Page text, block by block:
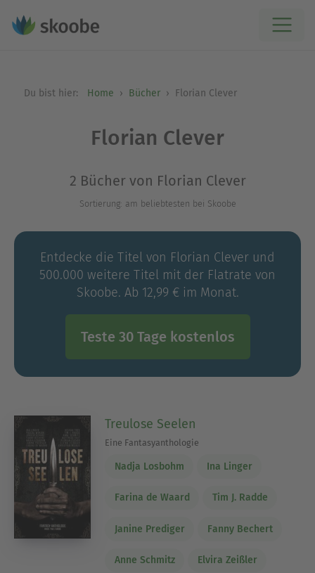
Du bist hier: Home Bücher Florian Clever
Florian Clever
2 Bücher von Florian Clever
Sortierung: am beliebtesten bei Skoobe
Entdecke die Titel von Florian Clever und
500.000 weitere Titel mit der Flatrate von
Skoobe. Ab 12,99 € im Monat.
Teste 30 Tage kostenlos
Treulose Seelen
Eine Fantasyanthologie
Nadja Losbohm Ina Linger
Farina de Waard Tim J. Radde
Janine Prediger Fanny Bechert
Anne Schmitz Elvira Zeißler